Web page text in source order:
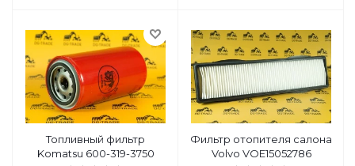
Топливный фильтр
Komatsu 600-319-3750
Фильтр отопителя салона
Volvo VOE15052786